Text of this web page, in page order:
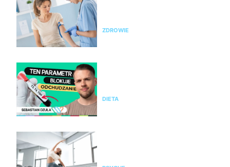
ZDROWIE
DIETA